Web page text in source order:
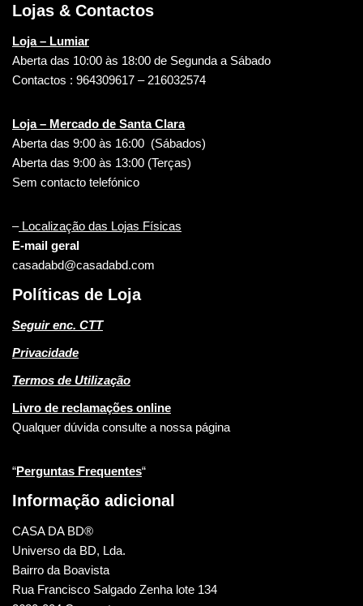
Lojas & Contactos
Loja – Lumiar
Aberta das 10:00 às 18:00 de Segunda a Sábado
Contactos : 964309617 – 216032574
Loja – Mercado de Santa Clara
Aberta das 9:00 às 16:00 (Sábados)
Aberta das 9:00 às 13:00 (Terças)
Sem contacto telefónico
–Localização das Lojas Físicas
E-mail geral
casadabd@casadabd.com
Políticas de Loja
Seguir enc. CTT
Privacidade
Termos de Utilização
Livro de reclamações online
Qualquer dúvida consulte a nossa página
“Perguntas Frequentes“
Informação adicional
CASA DA BD®
Universo da BD, Lda.
Bairro da Boavista
Rua Francisco Salgado Zenha lote 134